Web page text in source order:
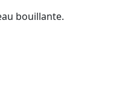
bouillante.